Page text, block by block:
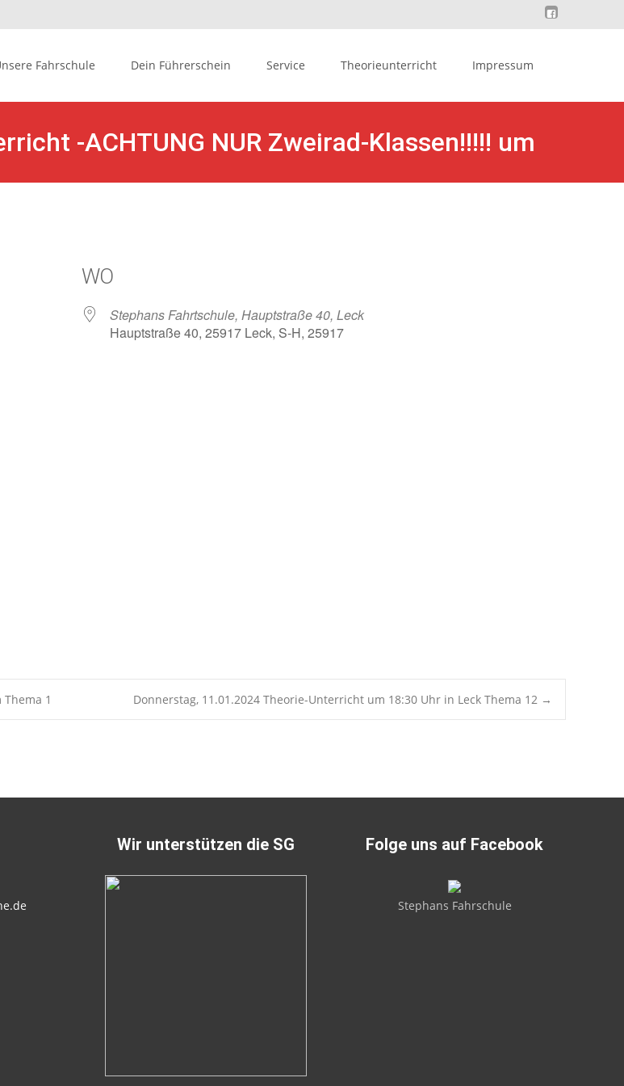
Fahrschule Dein Führerschein Service Theorieunterricht Impressum
-ACHTUNG NUR Zweirad-Klassen!!!!! um
WO
Stephans Fahrtschule, Hauptstraße 40, Leck
Hauptstraße 40, 25917 Leck, S-H, 25917
1 Donnerstag, 11.01.2024 Theorie-Unterricht um 18:30 Uhr in Leck Thema 12 →
Wir unterstützen die SG Folge uns auf Facebook
Stephans Fahrschule